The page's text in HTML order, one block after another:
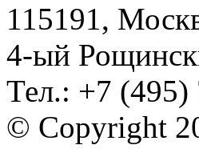
115191,
4-ый
Тел.: +7 (495)
© Copyright